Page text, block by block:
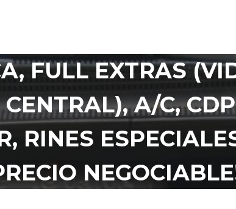
FULL EXTRAS
CENTRAL), A/C,
RINES